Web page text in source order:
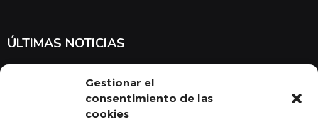
Gestionar el
consentimiento de las
cookies
ÚLTIMAS NOTICIAS
noticias en cuanto a medicina y el COMBU